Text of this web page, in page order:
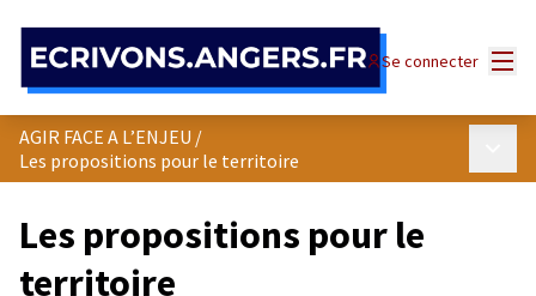
Se connecter
AGIR FACE A L’ENJEU /
Les propositions pour le territoire
Les propositions pour le
territoire